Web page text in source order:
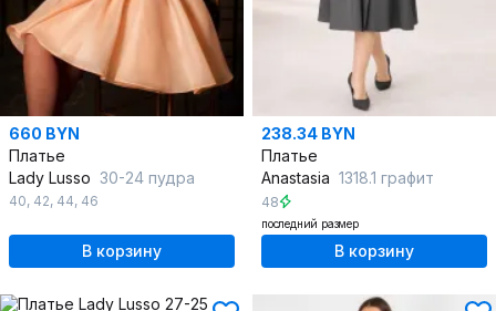
660 BYN
Платье
Lady Lusso 30-24 пудра
40, 42, 44, 46
В корзину
238.34 BYN
Платье
Anastasia 1318.1 графит
48
последний размер
В корзину